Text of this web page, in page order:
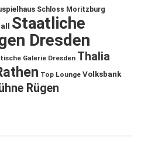
Schloss Moritzburg
Staatliche
Dresden
Galerie Dresden Thalia
Top Lounge Volksbank
Rügen